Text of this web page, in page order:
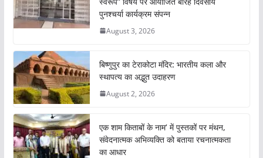
पुनश्चर्या कार्यक्रम संपन्न
August 3, 2026
बिष्णुपुर का टेराकोटा मंदिर: भारतीय कला और
स्थापत्य का अद्भुत उदाहरण
August 2, 2026
एक शाम किताबों के नाम’ में पुस्तकों पर मंथन,
संवेदनात्मक अभिव्यक्ति को बताया रचनात्मकता
का आधार